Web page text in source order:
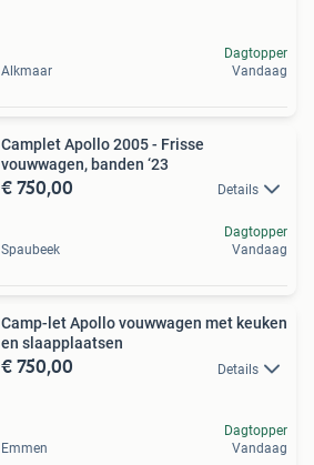
Alkmaar
Dagtopper
Vandaag
Camplet Apollo 2005 - Frisse
vouwwagen, banden ‘23
€ 750,00 Details
Spaubeek
Dagtopper
Vandaag
Camp-let Apollo vouwwagen met keuken
en slaapplaatsen
€ 750,00 Details
Emmen
Dagtopper
Vandaag